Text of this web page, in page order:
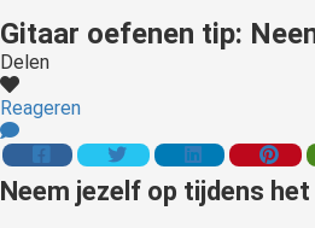
Gitaar oefenen tip:
Delen
Reageren
Neem jezelf op tijdens
op
gebruikt
te